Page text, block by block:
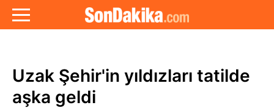
Uzak Şehir'in yıldızları tatilde
aşka geldi